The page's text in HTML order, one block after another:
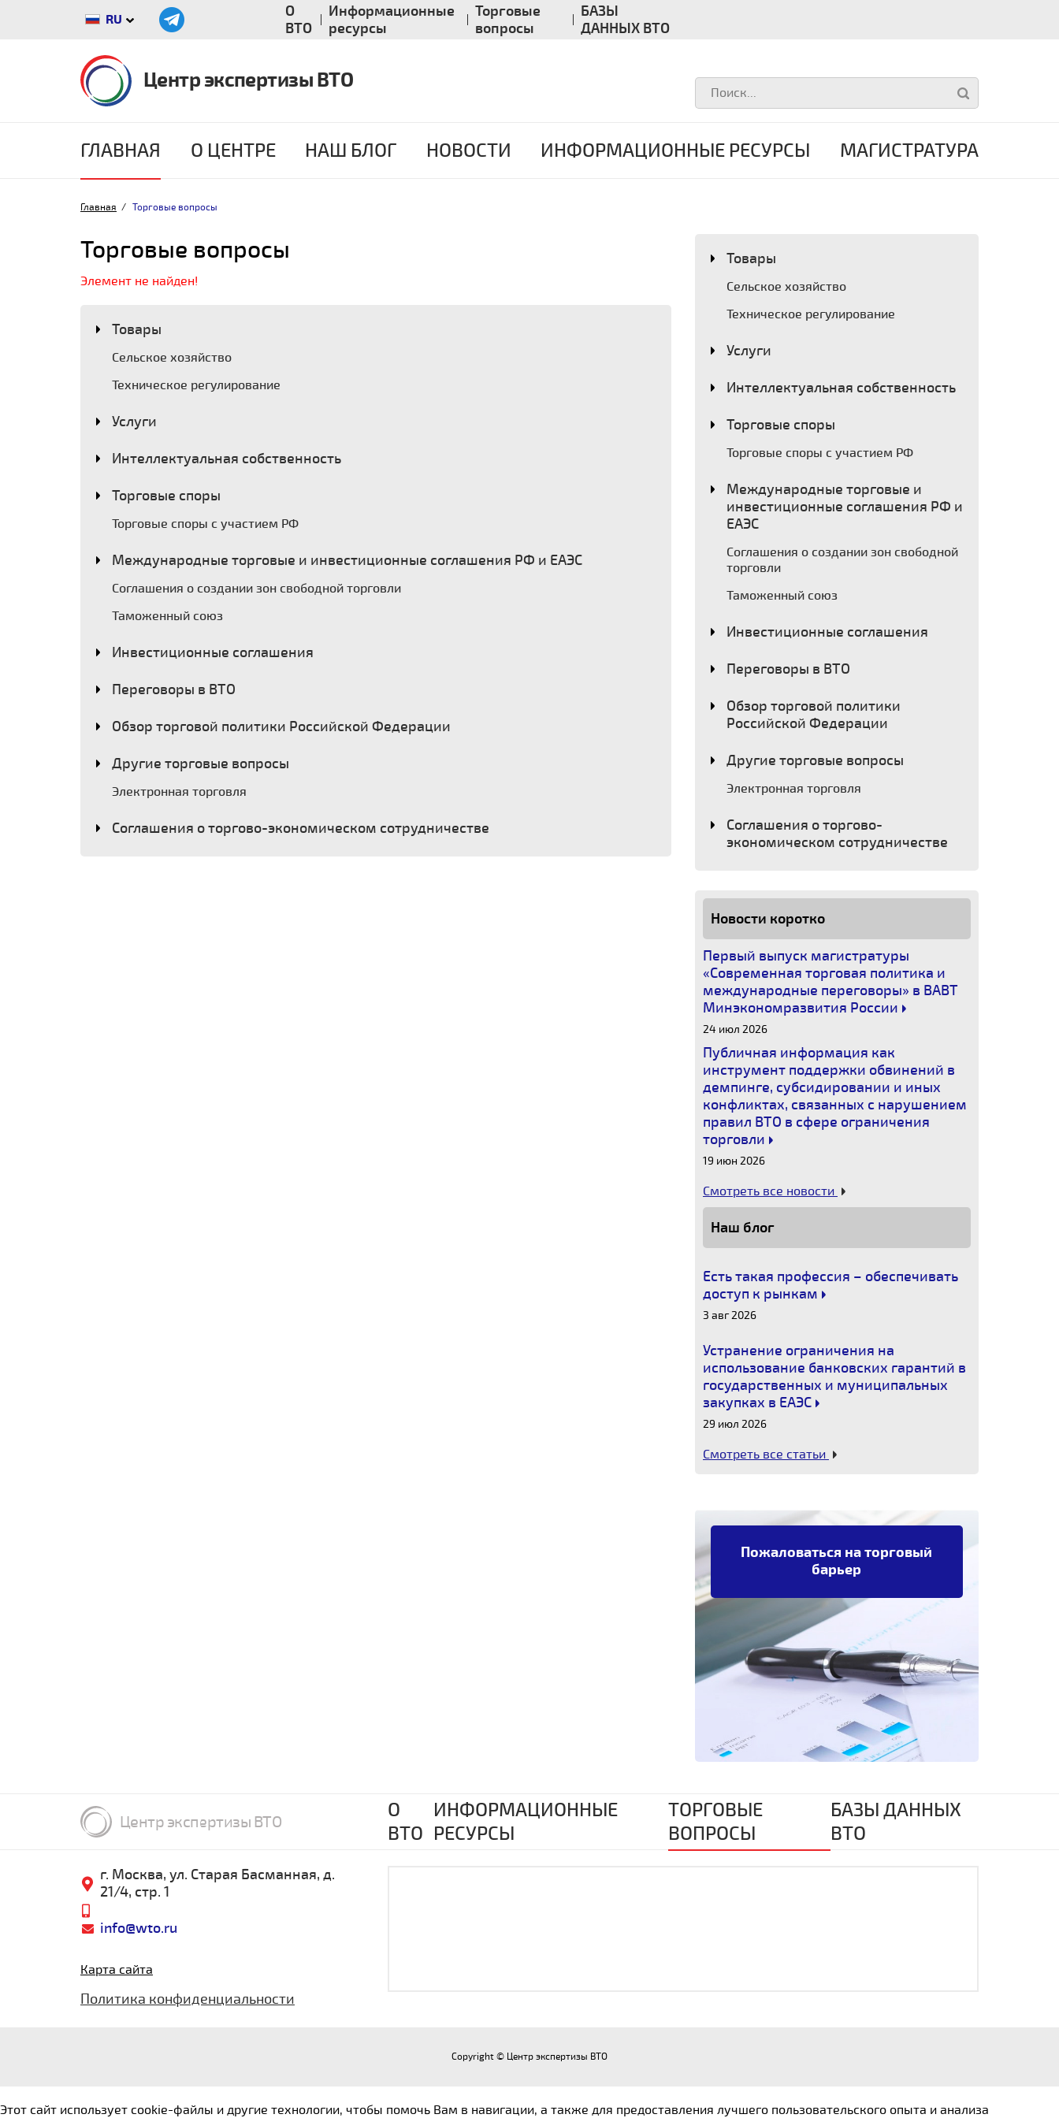
RU
О
ВТО
Информационные
ресурсы
Торговые
вопросы
БАЗЫ
ДАННЫХ ВТО
Центр экспертизы ВТО
ГЛАВНАЯ О ЦЕНТРЕ НАШ БЛОГ НОВОСТИ ИНФОРМАЦИОННЫЕ РЕСУРСЫ МАГИСТРАТУРА
Главная Торговые вопросы
Торговые вопросы
Элемент не найден!
Товары
Сельское хозяйство
Техническое регулирование
Услуги
Интеллектуальная собственность
Торговые споры
Торговые споры с участием РФ
Международные торговые и инвестиционные соглашения РФ и ЕАЭС
Соглашения о создании зон свободной торговли
Таможенный союз
Инвестиционные соглашения
Переговоры в ВТО
Обзор торговой политики Российской Федерации
Другие торговые вопросы
Электронная торговля
Соглашения о торгово-экономическом сотрудничестве
Товары
Сельское хозяйство
Техническое регулирование
Услуги
Интеллектуальная собственность
Торговые споры
Торговые споры с участием РФ
Международные торговые и
инвестиционные соглашения РФ и
ЕАЭС
Соглашения о создании зон свободной
торговли
Таможенный союз
Инвестиционные соглашения
Переговоры в ВТО
Обзор торговой политики
Российской Федерации
Другие торговые вопросы
Электронная торговля
Соглашения о торгово-
экономическом сотрудничестве
Новости коротко
Первый выпуск магистратуры
«Современная торговая политика и
международные переговоры» в ВАВТ
Минэкономразвития России
24 июл 2026
Публичная информация как
инструмент поддержки обвинений в
демпинге, субсидировании и иных
конфликтах, связанных с нарушением
правил ВТО в сфере ограничения
торговли
19 июн 2026
Смотреть все новости
Наш блог
Есть такая профессия – обеспечивать
доступ к рынкам
3 авг 2026
Устранение ограничения на
использование банковских гарантий в
государственных и муниципальных
закупках в ЕАЭС
29 июл 2026
Смотреть все статьи
Пожаловаться на торговый
барьер
Центр экспертизы ВТО
О
ВТО
ИНФОРМАЦИОННЫЕ
РЕСУРСЫ
ТОРГОВЫЕ
ВОПРОСЫ
БАЗЫ ДАННЫХ
ВТО
г. Москва, ул. Старая Басманная, д.
21/4, стр. 1
info@wto.ru
Карта сайта
Политика конфиденциальности
Copyright © Центр экспертизы ВТО
Этот сайт использует cookie-файлы и другие технологии, чтобы помочь Вам в навигации, а также для предоставления лучшего пользовательского опыта и анализа